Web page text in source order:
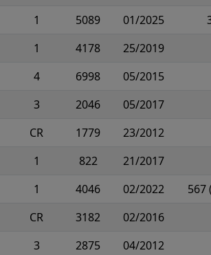
1 5089 01/2025
1 4178 25/2019
4 6998 05/2015
3 2046 05/2017
CR 1779 23/2012
1 822 21/2017
1 4046 02/2022 567
CR 3182 02/2016
3 2875 04/2012